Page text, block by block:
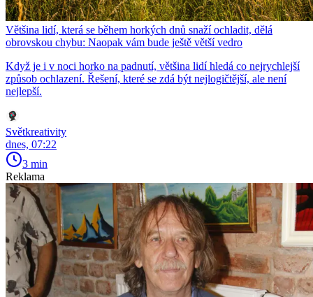
Většina lidí, která se během horkých dnů snaží ochladit, dělá
obrovskou chybu: Naopak vám bude ještě větší vedro
Když je i v noci horko na padnutí, většina lidí hledá co nejrychlejší
způsob ochlazení. Řešení, které se zdá být nejlogičtější, ale není
nejlepší.
Světkreativity
dnes, 07:22
3 min
Reklama